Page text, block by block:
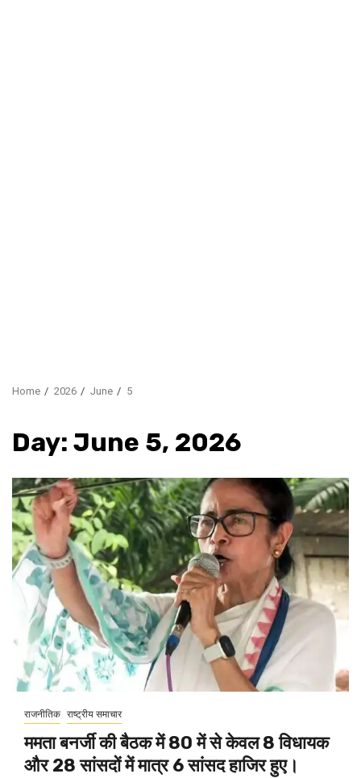
Home 2026 June 5
Day: June 5, 2026
राजनीतिक राष्ट्रीय समाचार
ममता बनर्जी की बैठक में 80 में से केवल 8 विधायक
और 28 सांसदों में मात्र 6 सांसद हाजिर हुए।